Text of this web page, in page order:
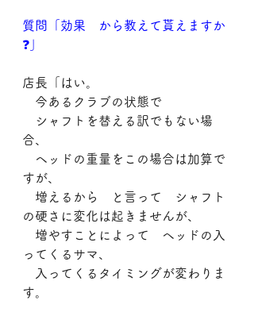
質問「効果　から教えて貰えますか
❓」
店長「はい。
今あるクラブの状態で
シャフトを替える訳でもない場
合、
ヘッドの重量をこの場合は加算で
すが、
増えるから　と言って　シャフト
の硬さに変化は起きませんが、
増やすことによって　ヘッドの入
ってくるサマ、
入ってくるタイミングが変わりま
す。